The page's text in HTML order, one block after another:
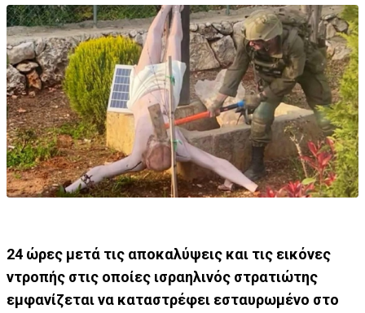
24 ώρες μετά τις αποκαλύψεις και τις εικόνες
ντροπής στις οποίες ισραηλινός στρατιώτης
εμφανίζεται να καταστρέφει εσταυρωμένο στο